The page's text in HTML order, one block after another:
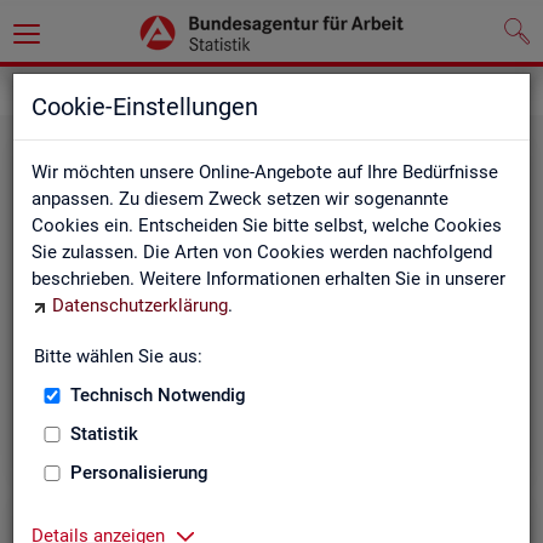
Cookie-Einstellungen
Wir möchten unsere Online-Angebote auf Ihre Bedürfnisse
anpassen. Zu diesem Zweck setzen wir sogenannte
Cookies ein. Entscheiden Sie bitte selbst, welche Cookies
Sie zulassen. Die Arten von Cookies werden nachfolgend
beschrieben. Weitere Informationen erhalten Sie in unserer
Datenschutzerklärung.
Bitte wählen Sie aus:
Technisch Notwendig
Statistik
Personalisierung
Details anzeigen
Me­tho­di­sche Hin­wei­se
Hintergrundinformationen und methodische Hinweise
zu den Fachstatistiken und weiteren Themen, z. B. zur